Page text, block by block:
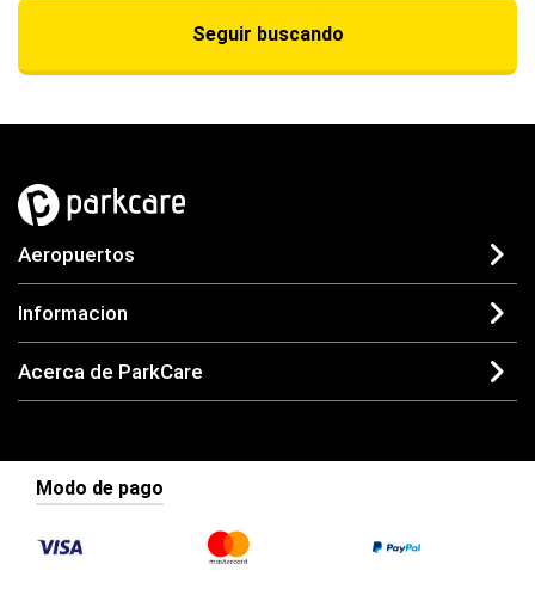
Seguir buscando
Aeropuertos
Informacion
Acerca de ParkCare
Modo de pago